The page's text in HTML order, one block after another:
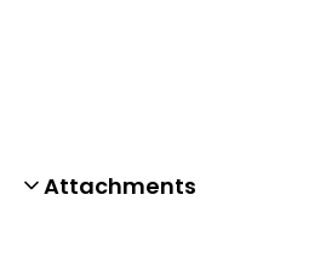
Attachments